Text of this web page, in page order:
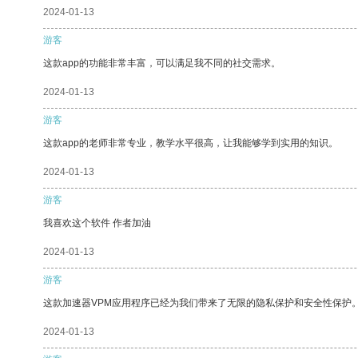
2024-01-13
游客
这款app的功能非常丰富，可以满足我不同的社交需求。
2024-01-13
游客
这款app的老师非常专业，教学水平很高，让我能够学到实用的知识。
2024-01-13
游客
我喜欢这个软件 作者加油
2024-01-13
游客
这款加速器VPM应用程序已经为我们带来了无限的隐私保护和安全性保护
2024-01-13